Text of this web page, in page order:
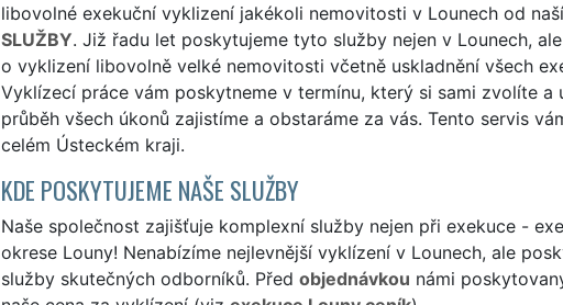
libovolné exekuční vyklizení jakékoli nemovitosti v Lounech od
SLUŽBY. Již řadu let poskytujeme tyto služby nejen v Lounech,
o vyklizení libovolně velké nemovitosti včetně uskladnění všech
Vyklízecí práce vám poskytneme v termínu, který si sami zvolíte a
průběh všech úkonů zajistíme a obstaráme za vás. Tento servis
celém Ústeckém kraji.
KDE POSKYTUJEME NAŠE SLUŽBY
Naše společnost zajišťuje komplexní služby nejen při exekuce -
okrese Louny! Nenabízíme nejlevnější vyklízení v Lounech, ale
služby skutečných odborníků. Před objednávkou námi